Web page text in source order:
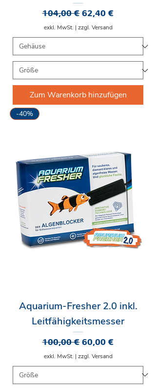
Standardpreis
104,00 €Sale-Preis
62,40 €
exkl. MwSt. | zzgl. Versand
Zum Warenkorb hinzufügen
-40%
Aquarium-Fresher 2.0 inkl.
Leitfähigkeitsmesser
Standardpreis
100,00 €Sale-Preis
60,00 €
exkl. MwSt. | zzgl. Versand